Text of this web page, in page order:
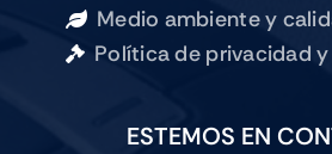
Medio ambiente y
Política de privacidad y
ESTEMOS EN